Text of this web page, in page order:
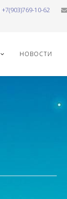
+7(903)769-10-62
НОВОСТИ